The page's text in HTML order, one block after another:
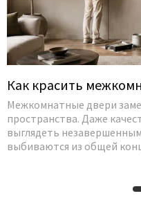
Как красить
Межкомнатные двери
пространства. Даже
выглядеть
выбиваются из общей